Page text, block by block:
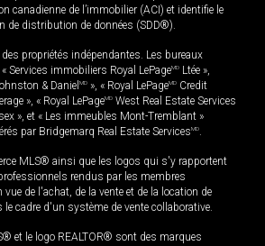
canadienne de l’immobilier (ACI) et identifie le
de distribution de données (SDD®).
propriétés indépendantes. Les bureaux
Services immobiliers Royal LePageMD Ltée »,
& Daniel MD », « Royal LePageMD Credit
», « Royal LePageMD West Real Estate Services
», et « Les immeubles Mont-Tremblant »
par Bridgemarq Real Estate ServicesMD.
MLS® ainsi que les logos qui s'y rapportent
rendus par les membres
vue de l'achat, de la vente et de la location de
cadre d'un système de vente collaborative.
et le logo REALTOR® sont des marques